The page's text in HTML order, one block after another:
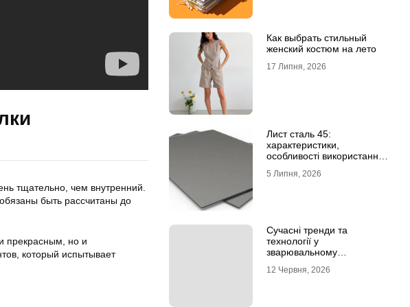
тщательно, чем внутренний.
быть рассчитаны до
прекрасным, но и
который испытывает
Как выбрать стильный
женский костюм на лето
17 Липня, 2026
Лист сталь 45:
характеристики,
особливості використання
5 Липня, 2026
Сучасні тренди та
технології у
зварювальному
магазин Аргон
12 Червня, 2026